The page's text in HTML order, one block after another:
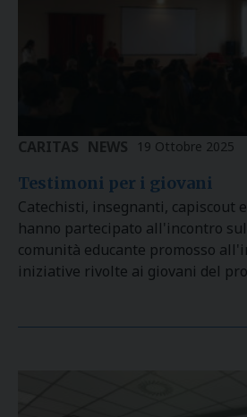
CARITAS NEWS 19 Ottobre 2025
Testimoni per i giovani
Catechisti, insegnanti, capiscout
hanno partecipato all'incontro
comunità educante promosso
iniziative rivolte ai giovani del